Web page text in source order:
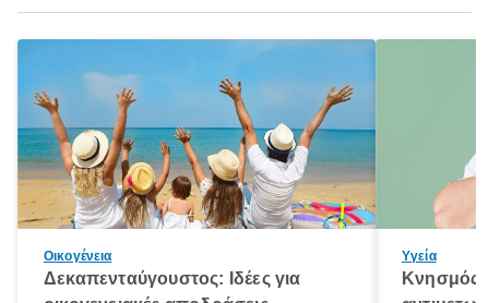
Οικογένεια
Δεκαπενταύγουστος: Ιδέες για
Υγεία
Κνησμός: